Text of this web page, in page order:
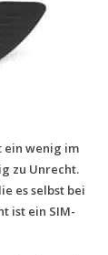
ein wenig im
zu Unrecht.
es selbst bei
ist ein SIM-